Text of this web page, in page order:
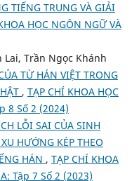
TIẾNG TRUNG VÀ GIẢI
HỌC NGÔN NGỮ VÀ
Trần Ngọc Khánh
TỪ HÁN VIỆT TRONG
, TẠP CHÍ KHOA HỌC
8 Số 2 (2024)
LỖI SAI CỦA SINH
HƯỚNG KÉP THEO
HÁN , TẠP CHÍ KHOA
Tập 7 Số 2 (2023)